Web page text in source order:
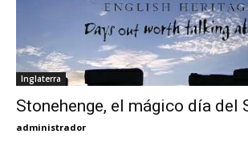
My
Inglaterra
Stonehenge, el mágico día del
administrador